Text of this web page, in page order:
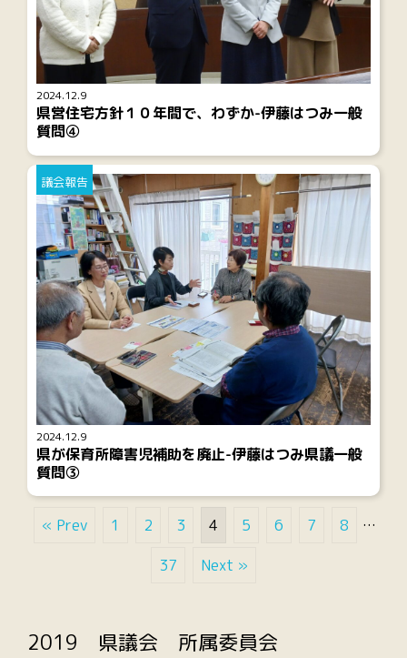
2024.12.9
県営住宅方針１０年間で、わずか-伊藤はつみ一般
質問④
2024.12.9
議会報告
県が保育所障害児補助を廃止-伊藤はつみ県議一般
質問③
« Prev 1 2 3 4 5 6 7 8
…
37
Next »
2019 県議会 所属委員会